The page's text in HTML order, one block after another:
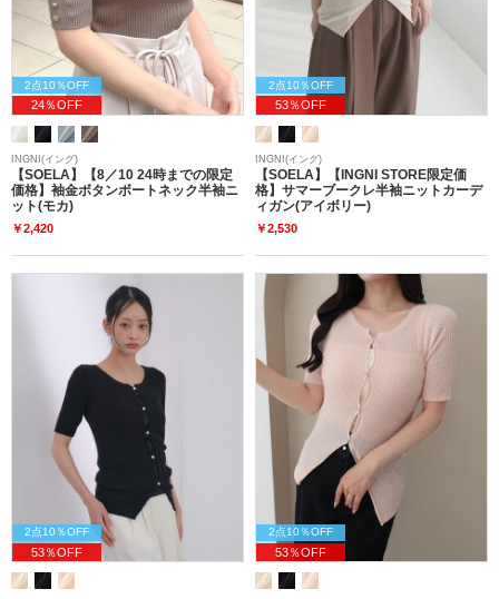
2点10％OFF
24％OFF
INGNI(イング)
【SOELA】【8／10 24時までの限定
価格】袖金ボタンボートネック半袖ニ
ット(モカ)
￥2,420
2点10％OFF
53％OFF
INGNI(イング)
【SOELA】【INGNI STORE限定価
格】サマーブークレ半袖ニットカーデ
ィガン(アイボリー)
￥2,530
2点10％OFF
53％OFF
2点10％OFF
53％OFF